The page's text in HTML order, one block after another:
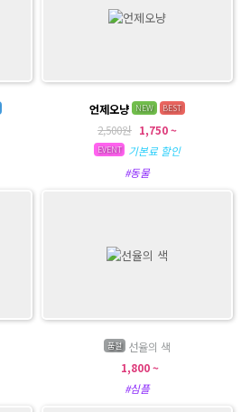
언제오냥 NEW BEST
2,500원 1,750 ~
EVENT
기본료 할인
#동물
품절 선율의 색
1,800 ~
#심플